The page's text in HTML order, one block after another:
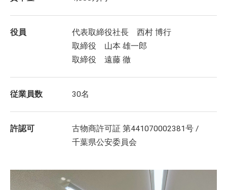
役員
代表取締役社長 西村 博行
取締役 山本 雄一郎
取締役 遠藤 徹
従業員数 30名
許認可
古物商許可証 第441070002381号 /
千葉県公安委員会